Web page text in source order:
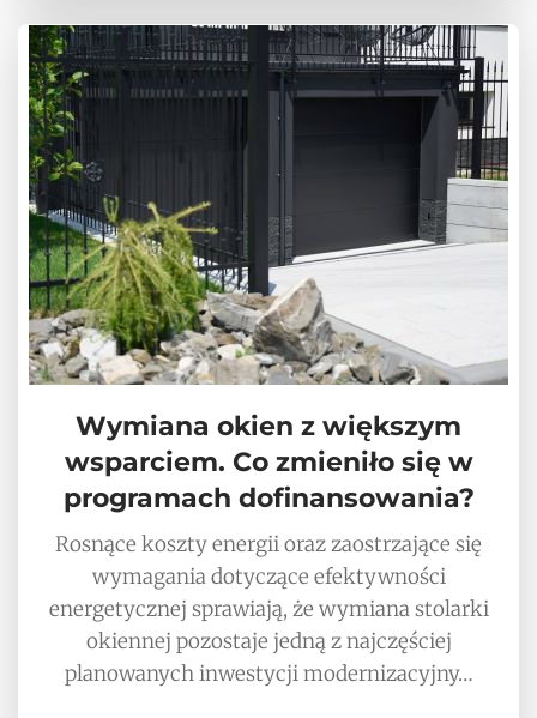
Wymiana okien z większym
wsparciem. Co zmieniło się w
programach dofinansowania?
Rosnące koszty energii oraz zaostrzające się
wymagania dotyczące efektywności
energetycznej sprawiają, że wymiana stolarki
okiennej pozostaje jedną z najczęściej
planowanych inwestycji modernizacyjny…